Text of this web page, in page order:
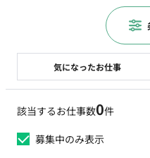
該当するお仕事数0件
募集中のみ表示
気になったお仕事